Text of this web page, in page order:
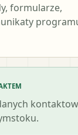
formularze,